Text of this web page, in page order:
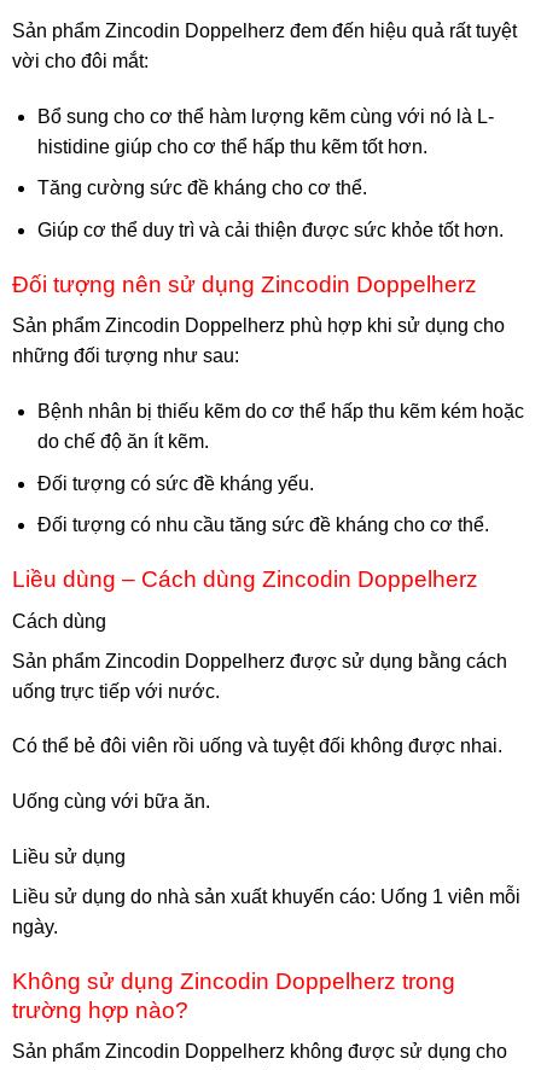
Sản phẩm Zincodin Doppelherz đem đến hiệu quả rất tuyệt
vời cho đôi mắt:
Bổ sung cho cơ thể hàm lượng kẽm cùng với nó là L-
histidine giúp cho cơ thể hấp thu kẽm tốt hơn.
Tăng cường sức đề kháng cho cơ thể.
Giúp cơ thể duy trì và cải thiện được sức khỏe tốt hơn.
Đối tượng nên sử dụng Zincodin Doppelherz
Sản phẩm Zincodin Doppelherz phù hợp khi sử dụng cho
những đối tượng như sau:
Bệnh nhân bị thiếu kẽm do cơ thể hấp thu kẽm kém hoặc
do chế độ ăn ít kẽm.
Đối tượng có sức đề kháng yếu.
Đối tượng có nhu cầu tăng sức đề kháng cho cơ thể.
Liều dùng – Cách dùng Zincodin Doppelherz
Cách dùng
Sản phẩm Zincodin Doppelherz được sử dụng bằng cách
uống trực tiếp với nước.
Có thể bẻ đôi viên rồi uống và tuyệt đối không được nhai.
Uống cùng với bữa ăn.
Liều sử dụng
Liều sử dụng do nhà sản xuất khuyến cáo: Uống 1 viên mỗi
ngày.
Không sử dụng Zincodin Doppelherz trong
trường hợp nào?
Sản phẩm Zincodin Doppelherz không được sử dụng cho